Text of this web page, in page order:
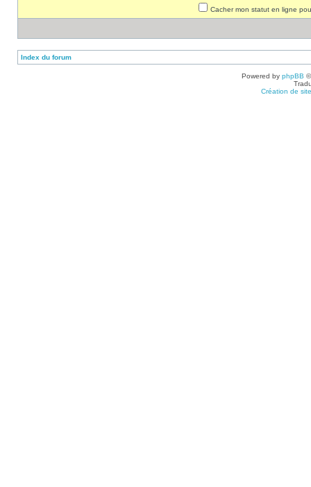
Cacher mon statut en ligne
Index du forum
Powered by phpBB
Création de